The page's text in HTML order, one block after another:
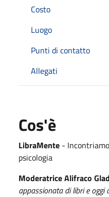
Costo
Luogo
Punti di contatto
Allegati
Cos'è
LibraMente -
psicologia
Moderatrice Alifraco
appassionata di libri e oggi